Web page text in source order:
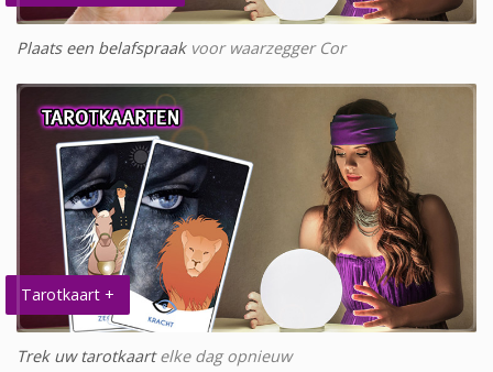
Plaats een belafspraakvoor waarzegger Cor
Tarotkaart +
Trek uw tarotkaartelke dag opnieuw